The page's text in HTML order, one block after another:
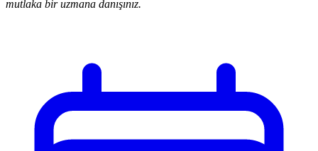
mutlaka bir uzmana danışınız.